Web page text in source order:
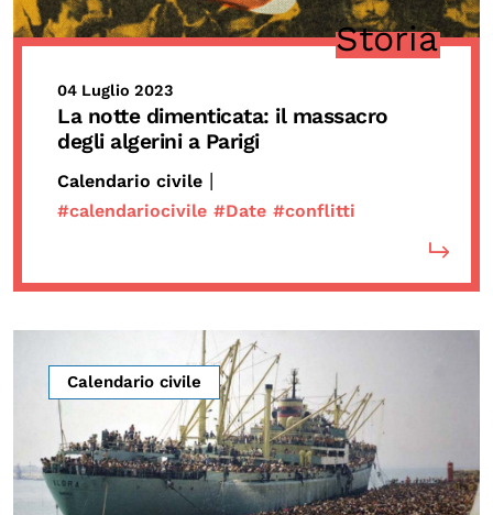
Storia
04 Luglio 2023
La notte dimenticata: il massacro
degli algerini a Parigi
Calendario civile |
#calendariocivile #Date #conflitti
Calendario civile